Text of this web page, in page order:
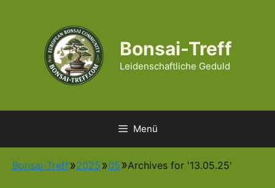
Bonsai-Treff
Leidenschaftliche Geduld
Menü
Bonsai-Treff 2025 05 Archives for '13.05.25'